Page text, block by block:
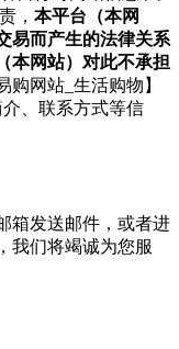
， 本平台（本网
易而产生的法律关系
本网站）对此不承担
网站_生活购物】
、联系方式等信
箱发送邮件，或者进
我们将竭诚为您服